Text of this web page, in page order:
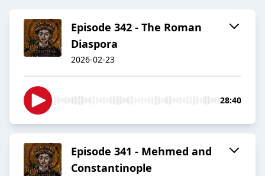
Episode 342 - The Roman
Diaspora
2026-02-23
28:40
Episode 341 - Mehmed and
Constantinople